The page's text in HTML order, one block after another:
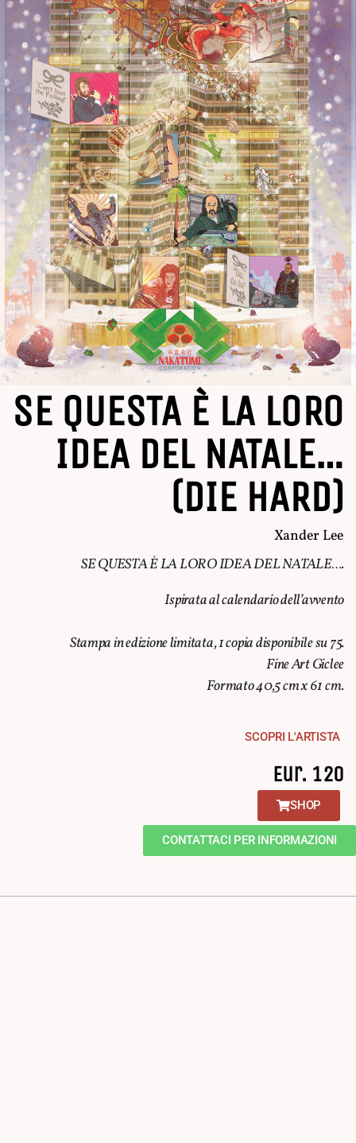
SE QUESTA È LA LORO
IDEA DEL NATALE…
(DIE HARD)
Xander Lee
SE QUESTA È LA LORO IDEA DEL NATALE….
Ispirata al calendario dell’avvento
Stampa in edizione limitata, 1 copia disponibile su 75.
Fine Art Giclee
Formato 40,5 cm x 61 cm.
SCOPRI L'ARTISTA
Eur. 120
SHOP
CONTATTACI PER INFORMAZIONI